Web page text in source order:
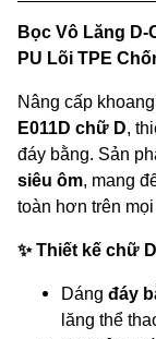
Bọc Vô Lăng D-
PU Lõi TPE
Nâng cấp
E011D chữ D,
đáy bằng. Sản
siêu ôm, mang
toàn hơn trên
✨Thiết kế chữ
Dáng đáy
lăng thể